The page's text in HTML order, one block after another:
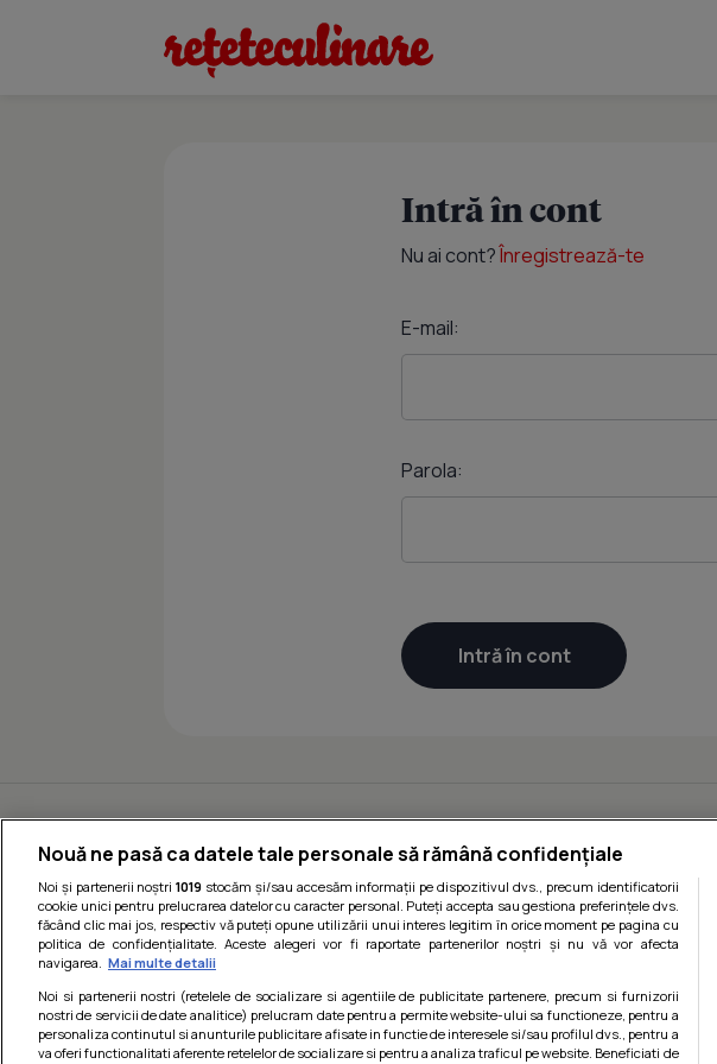
Intră în cont
Nu ai cont?Înregistrează-te
E-mail:
Parola:
Nouă ne pasă ca datele tale personale să rămână confidențiale
Noi și partenerii noștri1019 stocăm și/sau accesăm informații pe dispozitivul dvs., precum identificatorii
cookie unici pentru prelucrarea datelor cu caracter personal. Puteți accepta sau gestiona preferințele dvs.
făcând clic mai jos, respectiv vă puteți opune utilizării unui interes legitim în orice moment pe pagina cu
politica de confidențialitate. Aceste alegeri vor fi raportate partenerilor noștri și nu vă vor afecta
navigarea. Mai multe detalii
Noi si partenerii nostri (retelele de socializare si agentiile de publicitate partenere, precum si furnizorii
nostri de servicii de date analitice) prelucram date pentru a permite website-ului sa functioneze, pentru a
personaliza continutul si anunturile publicitare afisate in functie de interesele si/sau profilul dvs., pentru a
va oferi functionalitati aferente retelelor de socializare si pentru a analiza traficul pe website. Beneficiati de